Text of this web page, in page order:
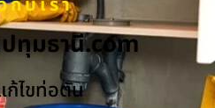
ทุมธานี.com
ก้ไขท่อตัน